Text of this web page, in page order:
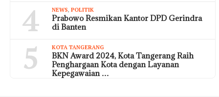
4 NEWS, POLITIK
Prabowo Resmikan Kantor DPD Gerindra
di Banten
5 KOTA TANGERANG
BKN Award 2024, Kota Tangerang Raih
Penghargaan Kota dengan Layanan
Kepegawaian …